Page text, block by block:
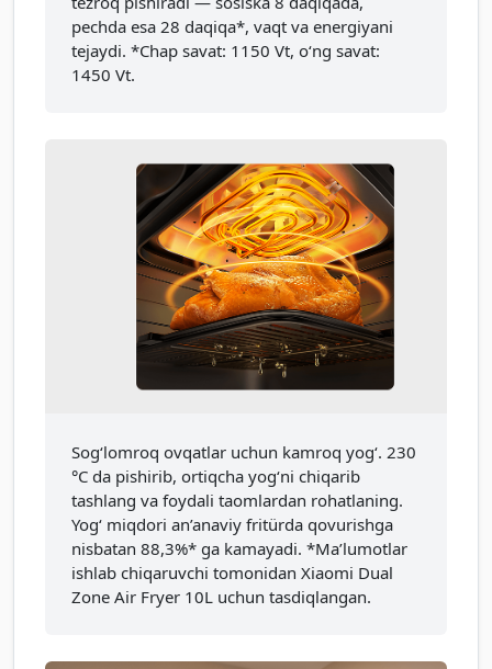
pechda esa 28 daqiqa*, vaqt va energiyani
tejaydi. *Chap savat: 1150 Vt, o‘ng savat:
1450 Vt.
Sog‘lomroq ovqatlar uchun kamroq yog‘. 230
°C da pishirib, ortiqcha yog‘ni chiqarib
tashlang va foydali taomlardan rohatlaning.
Yog‘ miqdori an’anaviy fritürda qovurishga
nisbatan 88,3%* ga kamayadi. *Ma’lumotlar
ishlab chiqaruvchi tomonidan Xiaomi Dual
Zone Air Fryer 10L uchun tasdiqlangan.